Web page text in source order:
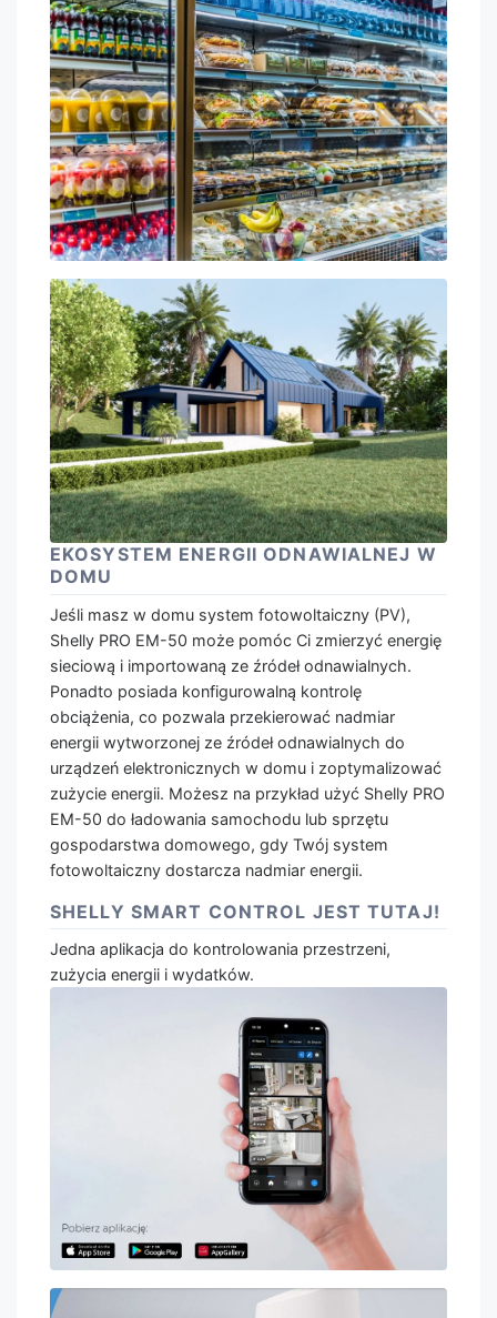
EKOSYSTEM ENERGII ODNAWIALNEJ W
DOMU
Jeśli masz w domu system fotowoltaiczny (PV),
Shelly PRO EM-50 może pomóc Ci zmierzyć energię
sieciową i importowaną ze źródeł odnawialnych.
Ponadto posiada konfigurowalną kontrolę
obciążenia, co pozwala przekierować nadmiar
energii wytworzonej ze źródeł odnawialnych do
urządzeń elektronicznych w domu i zoptymalizować
zużycie energii. Możesz na przykład użyć Shelly PRO
EM-50 do ładowania samochodu lub sprzętu
gospodarstwa domowego, gdy Twój system
fotowoltaiczny dostarcza nadmiar energii.
SHELLY SMART CONTROL JEST TUTAJ!
Jedna aplikacja do kontrolowania przestrzeni,
zużycia energii i wydatków.